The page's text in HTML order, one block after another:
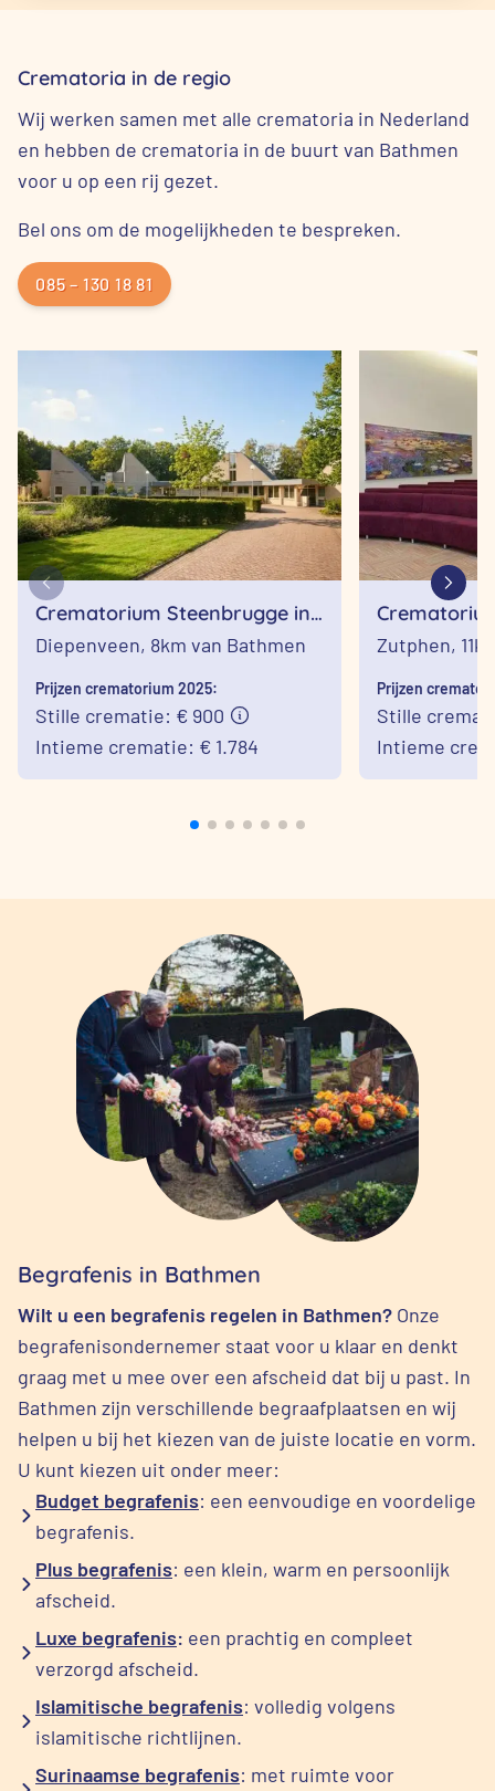
Crematoria in de regio
Wij werken samen met alle crematoria in Nederland
en hebben de crematoria in de buurt van Bathmen
voor u op een rij gezet.
Bel ons om de mogelijkheden te bespreken.
085 – 130 18 81
Crematorium Steenbrugge in
Diepenveen
Diepenveen, 8km van Bathmen
Prijzen crematorium 2025:
Stille crematie: € 900
Intieme crematie: € 1.784
Zutphen
Zutphen,
Prijzen
Stille
Intieme
Begrafenis in Bathmen
Wilt u een begrafenis regelen in Bathmen? Onze
begrafenisondernemer staat voor u klaar en denkt
graag met u mee over een afscheid dat bij u past. In
Bathmen zijn verschillende begraafplaatsen en wij
helpen u bij het kiezen van de juiste locatie en vorm.
U kunt kiezen uit onder meer:
Budget begrafenis: een eenvoudige en voordelige
begrafenis.
Plus begrafenis: een klein, warm en persoonlijk
afscheid.
Luxe begrafenis: een prachtig en compleet
verzorgd afscheid.
Islamitische begrafenis: volledig volgens
islamitische richtlijnen.
Surinaamse begrafenis: met ruimte voor